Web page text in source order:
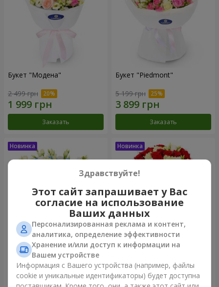
Букет "Модена"
2 499 грн
Заказать
Букет "Piedmont"
5 199 грн
Заказать
Композиция "Сильвия"
3 570 грн
Букет "Katarina"
2 999 грн
Здравствуйте!
Этот сайт запрашивает у Вас
согласие на использование
Ваших данных
Персонализированная реклама и контент,
аналитика, определение эффективности
Хранение и/или доступ к информации на
Вашем устройстве
Информация с Вашего устройства (например, файлы
cookie и уникальные идентификаторы) будет доступна